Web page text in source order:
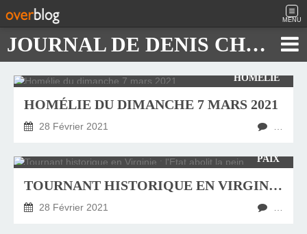
MENU
JOURNAL DE DENIS CHAUTARD
HOMÉLIE
HOMÉLIE DU DIMANCHE 7 MARS 2021
28 Février 2021
PAIX
TOURNANT HISTORIQUE EN VIRGINIE : L'ETAT ABOLIT LA PEINE DE MORT
28 Février 2021